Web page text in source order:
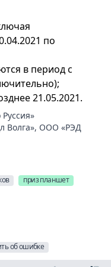
по
в период с
21.05.2021.
Волга», ООО «РЭД
приз планшет
об ошибке